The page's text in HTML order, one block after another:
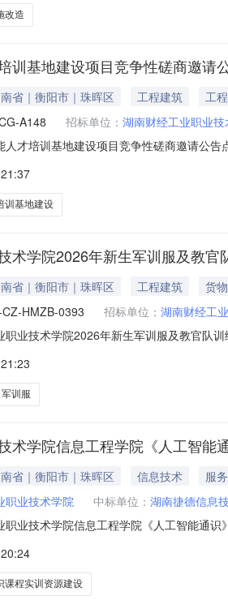
改造
训基地建设项目竞争性磋商邀请
省｜衡阳市｜珠晖区 工程建筑
工程
A148 招标单位： 湖南财经工业职业
人才培训基地建设项目竞争性磋商邀请公告
训基地建设
术学院2026年新生军训服及教官
省｜衡阳市｜珠晖区 工程建筑
货物
HMZB-0393 招标单位： 湖南财经工
职业技术学院2026年新生军训服及教官队
军训服
术学院信息工程学院《人工智
省｜衡阳市｜珠晖区 信息技术
服务
职业技术学院 中标单位： 湖南捷德信息
职业技术学院信息工程学院《人工智能通
课程实训资源建设